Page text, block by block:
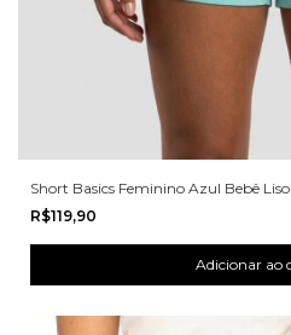
Short Basics Feminino Azul Bebê Liso
R$119,90